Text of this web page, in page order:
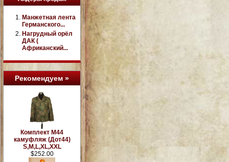
Манжетная лента
Германского...
Нагрудный орёл
ДАК (
Африканский...
Рекомендуем »
Комплект М44
камуфляж (Дот44)
S,M,L,XL,XXL
$252.00